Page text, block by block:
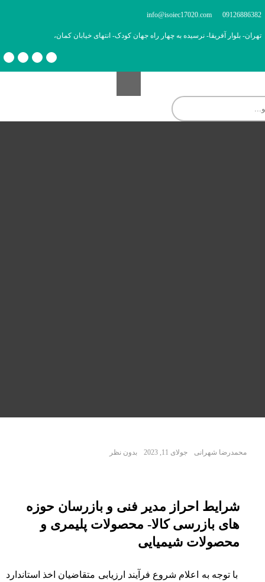
09126886382
info@isoiec17020.com
تهران- بلوار آفریقا- نرسیده به چهار راه جهان کودک- انتهای خیابان کمان،
محمدرضا شهرانی جولای 11, 2023 بدون نظر
شرایط احراز مدیر فنی و بازرسان حوزه
های بازرسی کالا- محصولات پلیمری و
محصولات شیمیایی
با توجه به اعلام شروع فرآیند ارزیابی متقاضیان اخذ استاندارد